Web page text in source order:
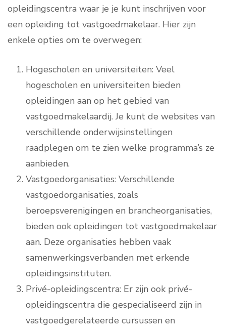
opleidingscentra waar je je kunt inschrijven voor
een opleiding tot vastgoedmakelaar. Hier zijn
enkele opties om te overwegen:
Hogescholen en universiteiten: Veel
hogescholen en universiteiten bieden
opleidingen aan op het gebied van
vastgoedmakelaardij. Je kunt de websites van
verschillende onderwijsinstellingen
raadplegen om te zien welke programma’s ze
aanbieden.
Vastgoedorganisaties: Verschillende
vastgoedorganisaties, zoals
beroepsverenigingen en brancheorganisaties,
bieden ook opleidingen tot vastgoedmakelaar
aan. Deze organisaties hebben vaak
samenwerkingsverbanden met erkende
opleidingsinstituten.
Privé-opleidingscentra: Er zijn ook privé-
opleidingscentra die gespecialiseerd zijn in
vastgoedgerelateerde cursussen en